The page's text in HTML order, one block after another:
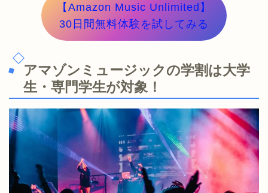
【Amazon Music Unlimited】
30日間無料体験を試してみる
アマゾンミュージックの学割は大学
生・専門学生が対象！